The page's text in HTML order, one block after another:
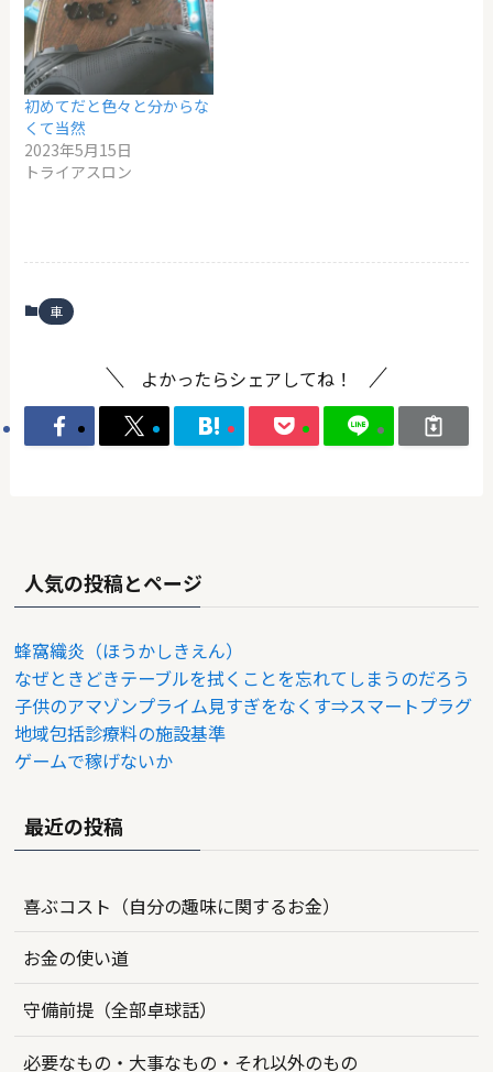
初めてだと色々と分からな
くて当然
2023年5月15日
トライアスロン
車
よかったらシェアしてね！
人気の投稿とページ
蜂窩織炎（ほうかしきえん）
なぜときどきテーブルを拭くことを忘れてしまうのだろう
子供のアマゾンプライム見すぎをなくす⇒スマートプラグ
地域包括診療料の施設基準
ゲームで稼げないか
最近の投稿
喜ぶコスト（自分の趣味に関するお金）
お金の使い道
守備前提（全部卓球話）
必要なもの・大事なもの・それ以外のもの